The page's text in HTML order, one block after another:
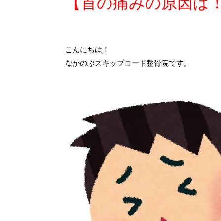
こんにちは！
なかのぶスキップロード整骨院です。